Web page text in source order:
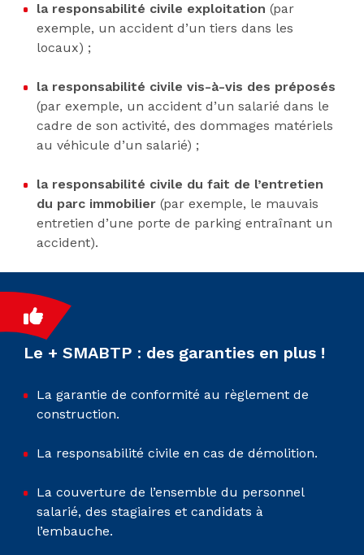
la responsabilité civile exploitation (par
exemple, un accident d’un tiers dans les
locaux) ;
la responsabilité civile vis-à-vis des préposés
(par exemple, un accident d’un salarié dans le
cadre de son activité, des dommages matériels
au véhicule d’un salarié) ;
la responsabilité civile du fait de l’entretien
du parc immobilier(par exemple, le mauvais
entretien d’une porte de parking entraînant un
accident).
Le + SMABTP : des garanties en plus !
La garantie de conformité au règlement de
construction.
La responsabilité civile en cas de démolition.
La couverture de l’ensemble du personnel
salarié, des stagiaires et candidats à
l’embauche.